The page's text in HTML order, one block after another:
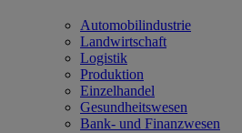
Automobilindustrie
Landwirtschaft
Logistik
Produktion
Einzelhandel
Gesundheitswesen
Bank- und Finanzwesen